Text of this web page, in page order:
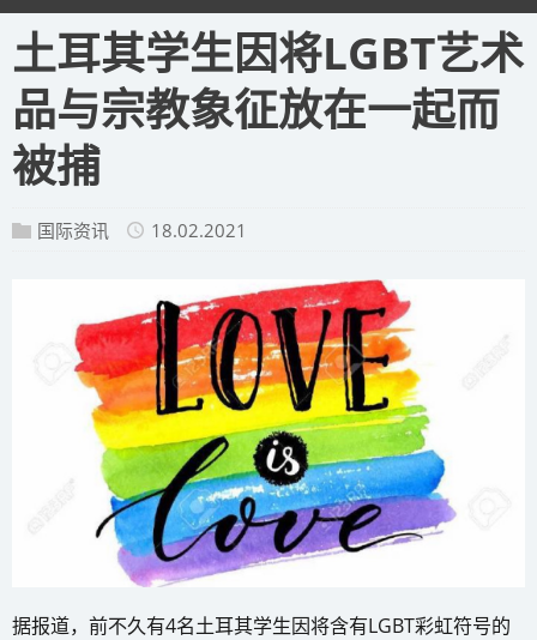
土耳其学生因将LGBT艺术
品与宗教象征放在一起而
被捕
国际资讯 18.02.2021
据报道，前不久有4名土耳其学生因将含有LGBT彩虹符号的